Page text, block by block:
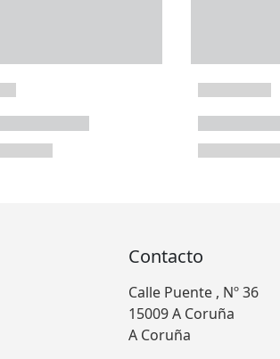
Contacto
Calle Puente , Nº 36
15009 A Coruña
A Coruña